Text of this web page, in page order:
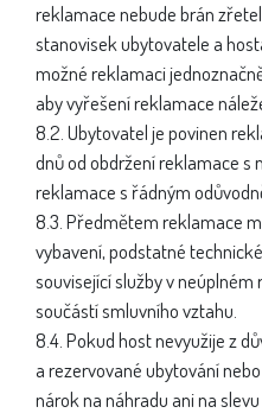
reklamace nebude brán
stanovisek ubytovatele a
možné reklamaci
aby vyřešení reklamace
8.2. Ubytovatel je povinen
dnů od obdržení reklamace
reklamace s řádným
8.3. Předmětem reklamace
vybavení, podstatné
související služby v
součástí smluvního vztahu.
8.4. Pokud host nevyužije z
a rezervované ubytování
nárok na náhradu ani na